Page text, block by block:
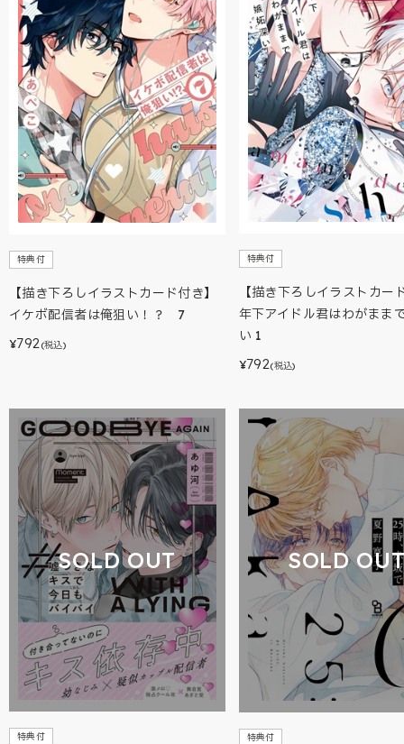
特典付
【描き下ろしイラストカード付き】
イケボ配信者は俺狙い！？ 7
¥792(税込)
特典付
【描き下ろしイラストカー
年下アイドル君はわがまま
い 1
¥792(税込)
SOLD OUT
特典付
SOLD
特典付